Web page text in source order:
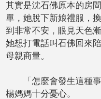
其實是沈石佛原本的房
單，她脫下新娘禮服，
到非常不安，眼見天色
她想打電話叫石佛回來
母親商量。
「怎麼會發生這種事
楊媽媽十分憂心。